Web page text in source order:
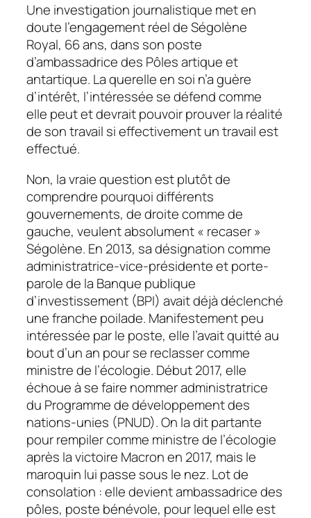
Une investigation journalistique met en
doute l’engagement réel de Ségolène
Royal, 66 ans, dans son poste
d’ambassadrice des Pôles artique et
antartique. La querelle en soi n’a guère
d’intérêt, l’intéressée se défend comme
elle peut et devrait pouvoir prouver la réalité
de son travail si effectivement un travail est
effectué.
Non, la vraie question est plutôt de
comprendre pourquoi différents
gouvernements, de droite comme de
gauche, veulent absolument « recaser »
Ségolène. En 2013, sa désignation comme
administratrice-vice-présidente et porte-
parole de la Banque publique
d’investissement (BPI) avait déjà déclenché
une franche poilade. Manifestement peu
intéressée par le poste, elle l’avait quitté au
bout d’un an pour se reclasser comme
ministre de l’écologie. Début 2017, elle
échoue à se faire nommer administratrice
du Programme de développement des
nations-unies (PNUD). On la dit partante
pour rempiler comme ministre de l’écologie
après la victoire Macron en 2017, mais le
maroquin lui passe sous le nez. Lot de
consolation : elle devient ambassadrice des
pôles, poste bénévole, pour lequel elle est